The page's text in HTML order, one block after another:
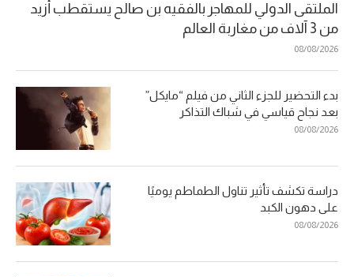
الملتقى الدولي للمهاجر بالفقيه بن صالح يستقطب أزيد
من 3 آلاف من مغاربة العالم
08/08/2026
بدء التحضير للجزء الثاني من فيلم “مايكل”
بعد نجاح قياسي في شباك التذاكر
08/08/2026
دراسة تكشف تأثير تناول الطماطم يوميًا
على دهون الكبد
08/08/2026